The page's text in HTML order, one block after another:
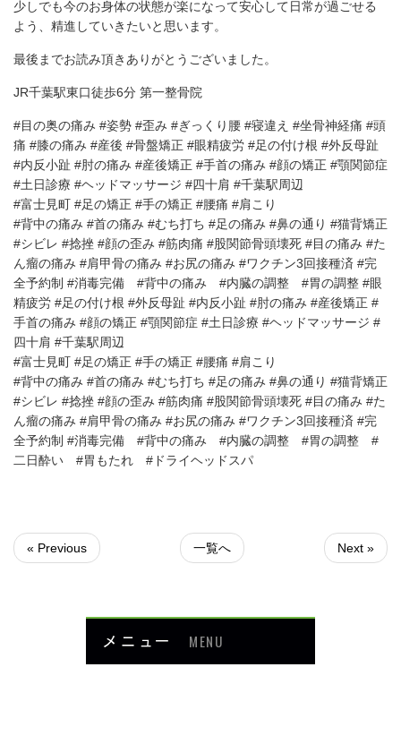
少しでも今のお身体の状態が楽になって安心して日常が過ごせる
よう、精進していきたいと思います。
最後までお読み頂きありがとうございました。
JR千葉駅東口徒歩6分 第一整骨院
#目の奥の痛み #姿勢 #歪み #ぎっくり腰 #寝違え #坐骨神経痛 #頭
痛 #膝の痛み #産後 #骨盤矯正 #眼精疲労 #足の付け根 #外反母趾
#内反小趾 #肘の痛み #産後矯正 #手首の痛み #顔の矯正 #顎関節症
#土日診療 #ヘッドマッサージ #四十肩 #千葉駅周辺
#富士見町 #足の矯正 #手の矯正 #腰痛 #肩こり
#背中の痛み #首の痛み #むち打ち #足の痛み #鼻の通り #猫背矯正
#シビレ #捻挫 #顔の歪み #筋肉痛 #股関節骨頭壊死 #目の痛み #た
ん瘤の痛み #肩甲骨の痛み #お尻の痛み #ワクチン3回接種済 #完
全予約制 #消毒完備 #背中の痛み #内臓の調整 #胃の調整 #眼
精疲労 #足の付け根 #外反母趾 #内反小趾 #肘の痛み #産後矯正 #
手首の痛み #顔の矯正 #顎関節症 #土日診療 #ヘッドマッサージ #
四十肩 #千葉駅周辺
#富士見町 #足の矯正 #手の矯正 #腰痛 #肩こり
#背中の痛み #首の痛み #むち打ち #足の痛み #鼻の通り #猫背矯正
#シビレ #捻挫 #顔の歪み #筋肉痛 #股関節骨頭壊死 #目の痛み #た
ん瘤の痛み #肩甲骨の痛み #お尻の痛み #ワクチン3回接種済 #完
全予約制 #消毒完備 #背中の痛み #内臓の調整 #胃の調整 #
二日酔い #胃もたれ #ドライヘッドスパ
« Previous 一覧へ Next »
メニュー MENU